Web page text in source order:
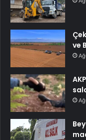
ve